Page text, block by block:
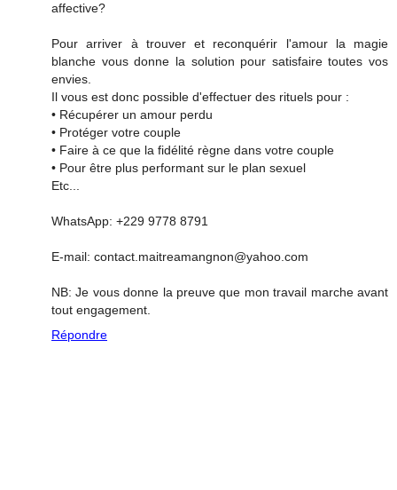
affective?
Pour arriver à trouver et reconquérir l'amour la magie
blanche vous donne la solution pour satisfaire toutes vos
envies.
Il vous est donc possible d'effectuer des rituels pour :
• Récupérer un amour perdu
• Protéger votre couple
• Faire à ce que la fidélité règne dans votre couple
• Pour être plus performant sur le plan sexuel
Etc...
WhatsApp: +229 9778 8791
E-mail: contact.maitreamangnon@yahoo.com
NB: Je vous donne la preuve que mon travail marche avant
tout engagement.
Répondre